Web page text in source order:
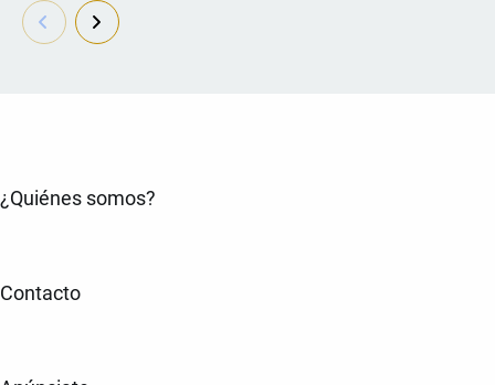
¿Quiénes somos?
Contacto